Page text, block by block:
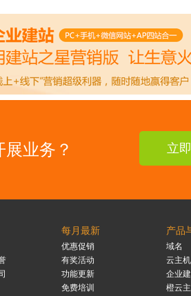
展业务？ 立
每月最新
优惠促销
有奖活动
功能更新
免费培训
产品
域名
云主机
企业
橙云